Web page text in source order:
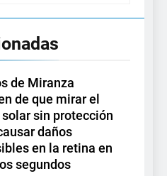
de Miranza
de que mirar el
sin protección
daños
en la retina en
segundos